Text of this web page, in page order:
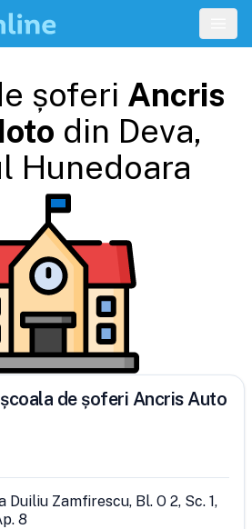
șoferi Ancris
din Deva,
Hunedoara
de șoferi Ancris Auto
Duiliu Zamfirescu, Bl. O 2, Sc. 1,
8